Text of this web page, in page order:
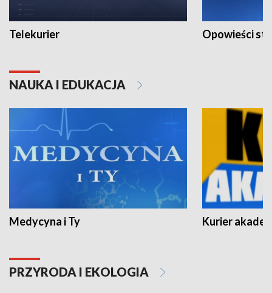
Telekurier Opowieści
NAUKA I EDUKACJA
Medycyna i Ty Kurier
PRZYRODA I EKOLOGIA